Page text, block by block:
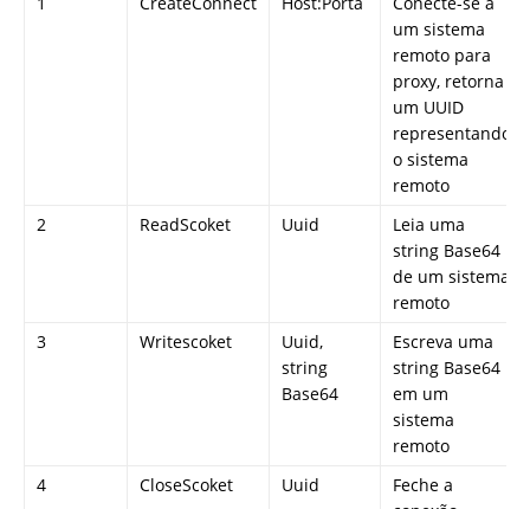
um sistema
remoto para
proxy, retorna
um UUID
representando
o sistema
remoto
2
ReadScoket Uuid
Leia uma
string Base64
de um sistema
remoto
3
Writescoket
Uuid,
string
Base64
Escreva uma
string Base64
em um
sistema
remoto
4
CloseScoket Uuid
Feche a